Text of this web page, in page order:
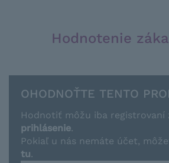
Hodnotenie
OHODNOŤTE TENTO
Hodnotiť môžu iba registrovaní
prihlásenie.
Pokiaľ u nás nemáte účet,
tu.